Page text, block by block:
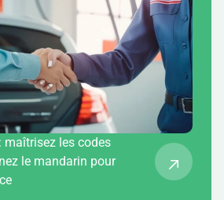
maîtrisez les codes
le mandarin pour